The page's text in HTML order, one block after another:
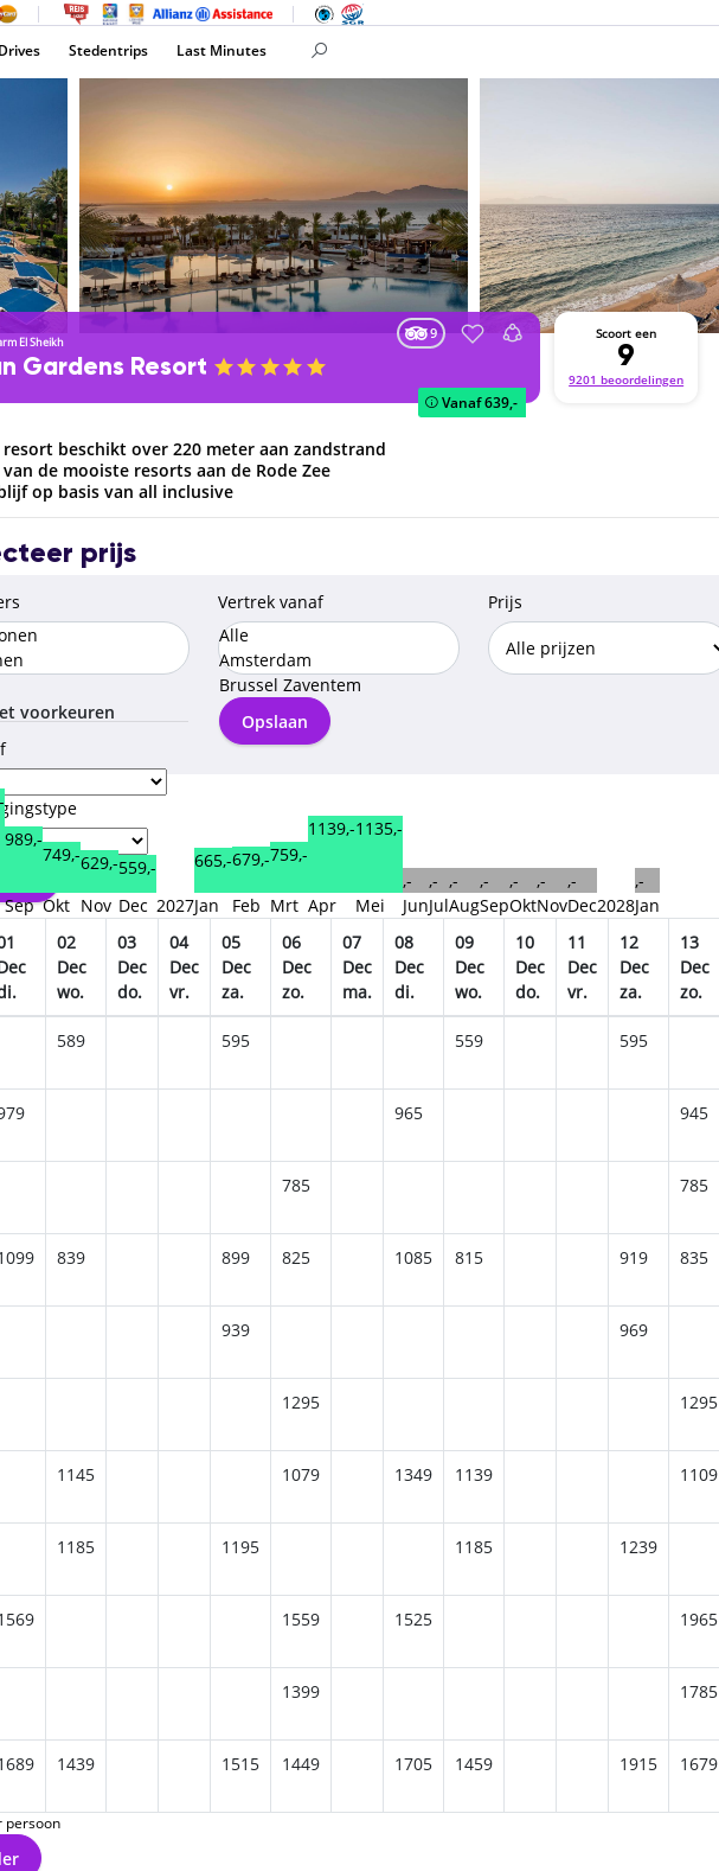
Stedentrips Last Minutes
El Sheikh
9
Gardens Resort
Vanaf639,-
Scoort een
9
9201 beoordelingen
resort beschikt over 220 meter aan zandstrand
van de mooiste resorts aan de Rode Zee
op basis van all inclusive
prijs
Vertrek vanaf
Alle
Amsterdam
Brussel Zaventem
Opslaan
Prijs
voorkeuren
989,-
Sep
749,-
Okt
629,-
Nov
559,-
Dec 2027
665,-
Jan
679,-
Feb
759,-
Mrt
1139,-
Apr
1135,-
Mei
,-
Jun
,-
Jul
,-
Aug
,-
Sep
,-
Okt
,-
Nov
,-
Dec2028
,-
Jan
02
Dec
wo.
03
Dec
do.
04
Dec
vr.
05
Dec
za.
06
Dec
zo.
07
Dec
ma.
08
Dec
di.
09
Dec
wo.
10
Dec
do.
11
Dec
vr.
12
Dec
za.
13
Dec
zo.
589 595 559 595
965 945
785 785
839 899 825 1085 815 919 835
939 969
1295 1295
1145 1079 1349 1139 1109
1185 1195 1185 1239
1559 1525 1965
1399 1785
1439 1515 1449 1705 1459 1915 1679
persoon